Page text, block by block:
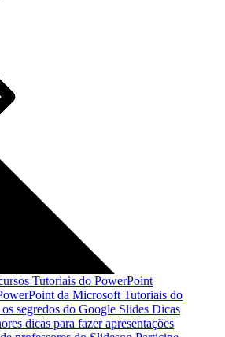
Tutoriais do PowerPoint
da Microsoft Tutoriais do
segredos do Google Slides Dicas
dicas para fazer apresentações